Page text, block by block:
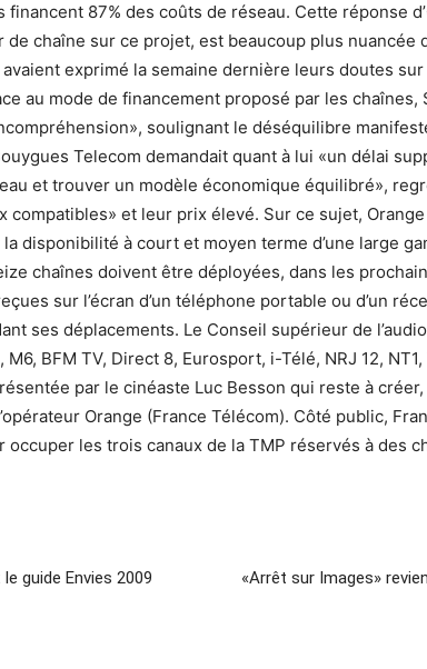
87% des coûts de réseau. Cette réponse
chaîne sur ce projet, est beaucoup plus nuancée
exprimé la semaine dernière leurs doutes
au mode de financement proposé par les chaînes,
soulignant le déséquilibre
Telecom demandait quant à lui «un délai
et trouver un modèle économique équilibré»,
compatibles» et leur prix élevé. Sur ce sujet,
disponibilité à court et moyen terme d’une large
chaînes doivent être déployées, dans les
sur l’écran d’un téléphone portable ou d’un
ses déplacements. Le Conseil supérieur de
BFM TV, Direct 8, Eurosport, i-Télé, NRJ 12, NT1,
par le cinéaste Luc Besson qui reste à
Orange (France Télécom). Côté public,
les trois canaux de la TMP réservés à des
guide Envies 2009
«Arrêt sur Images»